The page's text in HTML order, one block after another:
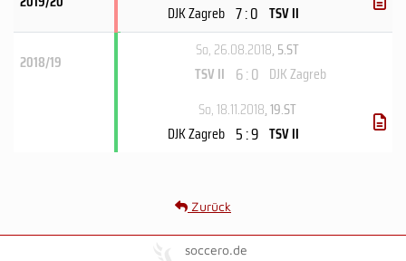
DJK Zagreb 7 : 0 TSV II
2018/19
So, 26.08.2018, 5.ST
TSV II 6 : 0 DJK Zagreb
So, 18.11.2018, 19.ST
DJK Zagreb 5 : 9 TSV II
Zurück
soccero.de